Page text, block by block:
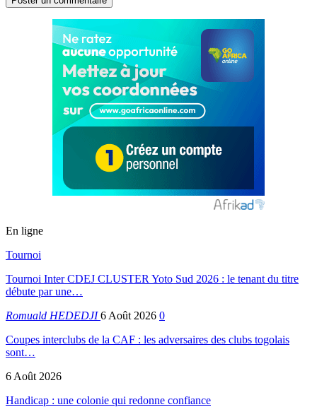
En ligne
Tournoi
Tournoi Inter CDEJ CLUSTER Yoto Sud 2026 : le tenant du titre
débute par une…
Romuald HEDEDJI6 Août 2026 0
Coupes interclubs de la CAF : les adversaires des clubs togolais
sont…
6 Août 2026
Handicap : une colonie qui redonne confiance